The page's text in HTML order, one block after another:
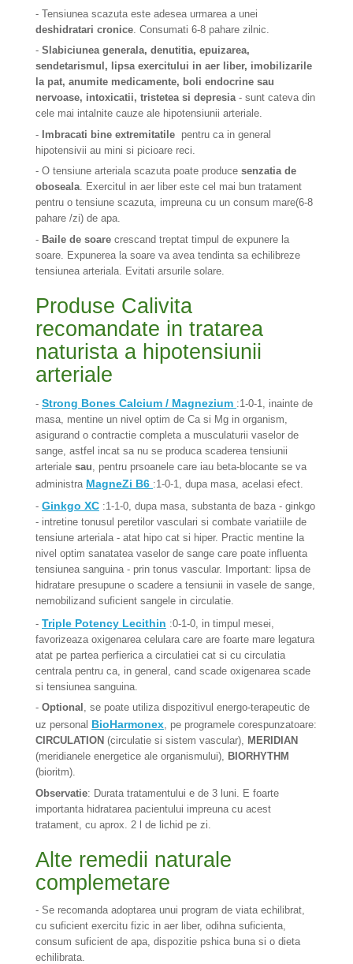
- Tensiunea scazuta este adesea urmarea a unei
deshidratari cronice . Consumati 6-8 pahare zilnic.
- Slabiciunea generala, denutitia, epuizarea,
sendetarismul, lipsa exercitului in aer liber, imobilizarile
la pat, anumite medicamente, boli endocrine sau
nervoase, intoxicatii, tristetea si depresia- sunt cateva din
cele mai intalnite cauze ale hipotensiunii arteriale.
- Imbracati bine extremitatile pentru ca in general
hipotensivii au mini si picioare reci.
- O tensiune arteriala scazuta poate produce senzatia de
oboseala. Exercitul in aer liber este cel mai bun tratament
pentru o tensiune scazuta, impreuna cu un consum mare(6-8
pahare /zi) de apa.
- Baile de soare crescand treptat timpul de expunere la
soare. Expunerea la soare va avea tendinta sa echilibreze
tensiunea arteriala. Evitati arsurile solare.
Produse Calivita
recomandate in tratarea
naturista a hipotensiunii
arteriale
- Strong Bones Calcium / Magnezium :1-0-1, inainte de
masa, mentine un nivel optim de Ca si Mg in organism,
asigurand o contractie completa a musculaturii vaselor de
sange, astfel incat sa nu se produca scaderea tensiunii
arteriale sau , pentru prsoanele care iau beta-blocante se va
administra MagneZi B6 :1-0-1, dupa masa, acelasi efect.
- Ginkgo XC :1-1-0, dupa masa, substanta de baza - ginkgo
- intretine tonusul peretilor vasculari si combate variatiile de
tensiune arteriala - atat hipo cat si hiper. Practic mentine la
nivel optim sanatatea vaselor de sange care poate influenta
tensiunea sanguina - prin tonus vascular. Important: lipsa de
hidratare presupune o scadere a tensiunii in vasele de sange,
nemobilizand suficient sangele in circulatie.
- Triple Potency Lecithin :0-1-0, in timpul mesei,
favorizeaza oxigenarea celulara care are foarte mare legatura
atat pe partea perfierica a circulatiei cat si cu circulatia
centrala pentru ca, in general, cand scade oxigenarea scade
si tensiunea sanguina.
- Optional , se poate utiliza dispozitivul energo-terapeutic de
uz personal BioHarmonex, pe programele corespunzatoare:
CIRCULATION (circulatie si sistem vascular), MERIDIAN
(meridianele energetice ale organismului), BIORHYTHM
(bioritm).
Observatie: Durata tratamentului e de 3 luni. E foarte
importanta hidratarea pacientului impreuna cu acest
tratament, cu aprox. 2 l de lichid pe zi.
Alte remedii naturale
complemetare
- Se recomanda adoptarea unui program de viata echilibrat,
cu suficient exercitu fizic in aer liber, odihna suficienta,
consum suficient de apa, dispozitie pshica buna si o dieta
echilibrata.